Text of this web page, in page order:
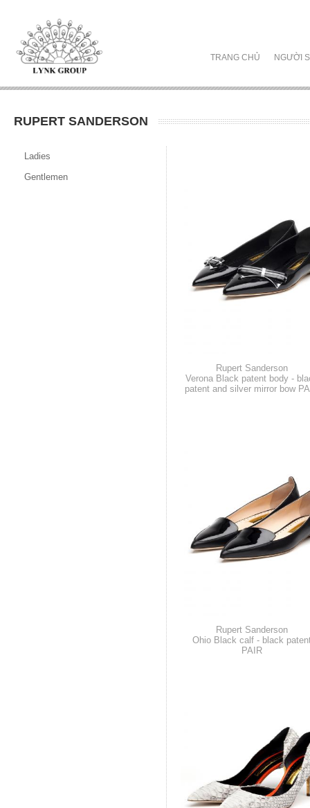
TRANG CHỦ NGƯỜI
RUPERT SANDERSON
Ladies
Gentlemen
Rupert Sanderson
Verona Black patent body -
patent and silver mirror bow
Rupert Sanderson
Ohio Black calf - black
PAIR